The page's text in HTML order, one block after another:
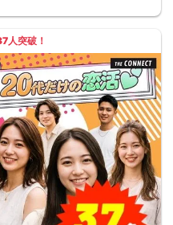
人突破！